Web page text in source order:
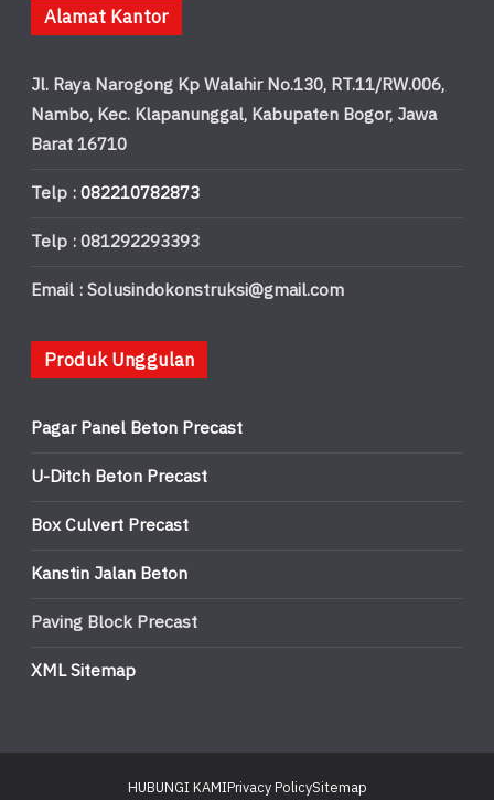
Alamat Kantor
Jl. Raya Narogong Kp Walahir No.130, RT.11/RW.006,
Nambo, Kec. Klapanunggal, Kabupaten Bogor, Jawa
Barat 16710
Telp :082210782873
Telp : 081292293393
Email : Solusindokonstruksi@gmail.com
Produk Unggulan
Pagar Panel Beton Precast
U-Ditch Beton Precast
Box Culvert Precast
Kanstin Jalan Beton
Paving Block Precast
XML Sitemap
HUBUNGI KAMIPrivacy PolicySitemap